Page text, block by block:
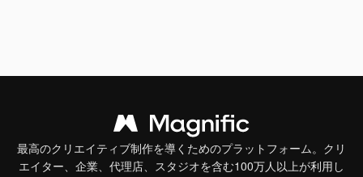
最高のクリエイティブ制作を導くためのプラットフォーム。クリ
エイター、企業、代理店、スタジオを含む100万人以上が利用し